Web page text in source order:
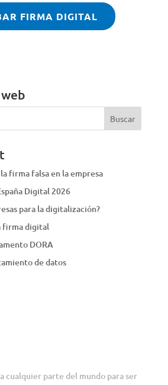
FIRMA DIGITAL
firma falsa en la empresa
Digital 2026
para la digitalización?
firma digital
DORA
de datos
cualquier parte del mundo para ser